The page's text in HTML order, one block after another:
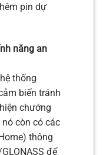
pin dự
năng an
thống
biến tránh
chướng
còn có các
thông
để